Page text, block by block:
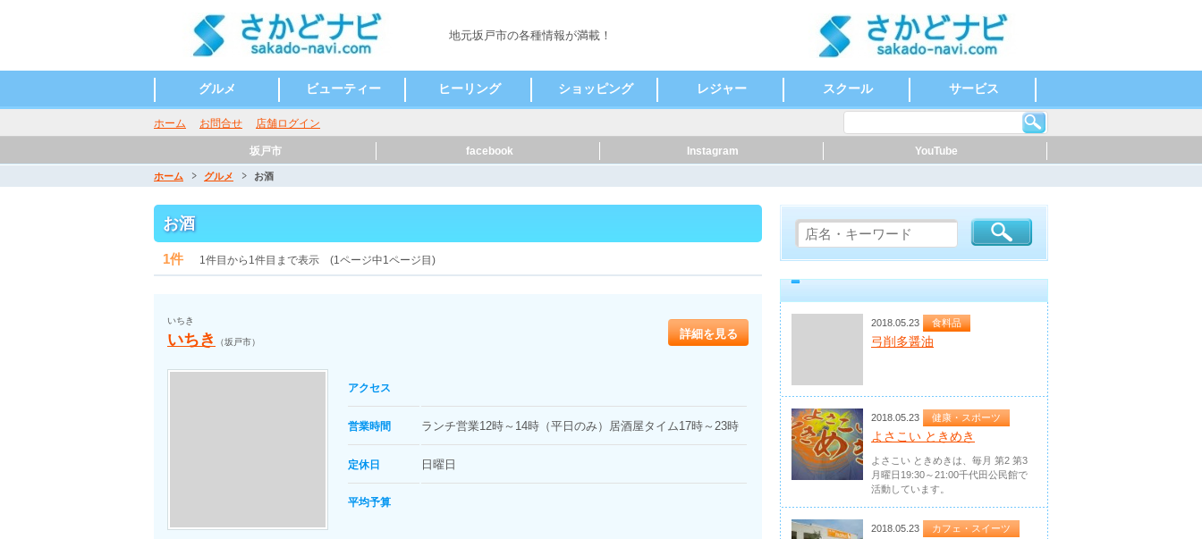
地元坂戸市の各種情報が満載！
グルメ
和食 うどん そば
洋食
お酒
カフェ・スイーツ
ラーメン
イタリアン
ビューティー
ビューティーサロン
ネイルサロン
ヒーリング ショッピング レジャー スクール サービス
ホーム お問合せ 店舗ログイン
坂戸市 facebook Instagram YouTube
ホーム グルメ お酒
お酒
1件 1件目から1件目まで表示 (1ページ中1ページ目)
いちき
いちき （坂戸市）
詳細を見る
アクセス
営業時間 ランチ営業12時～14時（平日のみ）居酒屋タイム17時～23時
定休日 日曜日
平均予算
2018.05.23 食料品
弓削多醤油
2018.05.23 健康・スポーツ
よさこい ときめき
よさこい ときめきは、毎月 第2 第3
月曜日19:30～21:00千代田公民館で
活動しています。
2018.05.23 カフェ・スイーツ